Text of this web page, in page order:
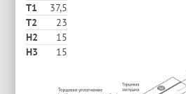
T1
37,5
T2
23
H2
15
Н3
15